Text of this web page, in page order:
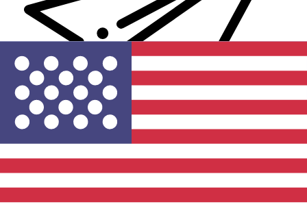
XE 國際匯款